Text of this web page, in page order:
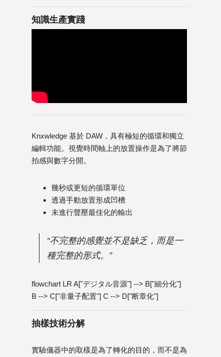
知識生產實踐
Knxwledge 基於 DAW，具有極短的循環和獨立
編輯功能。視覺時間軸上的放置操作是為了將節
拍感與數字分開。
幾秒或更短的循環單位
透過手動放置形成凹槽
未進行聲壓最佳化的輸出
“不完整的感覺並不是缺乏，而是一
種完整的形式。”
flowchart LR A["デジタル音源"] --> B["細分化"]
B --> C["非量子配置"] C --> D["断章化"]
抽樣技術分解
實驗儀器中的取樣是為了轉化的目的，而不是為